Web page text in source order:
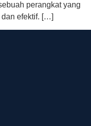
perangkat yang
efektif. […]